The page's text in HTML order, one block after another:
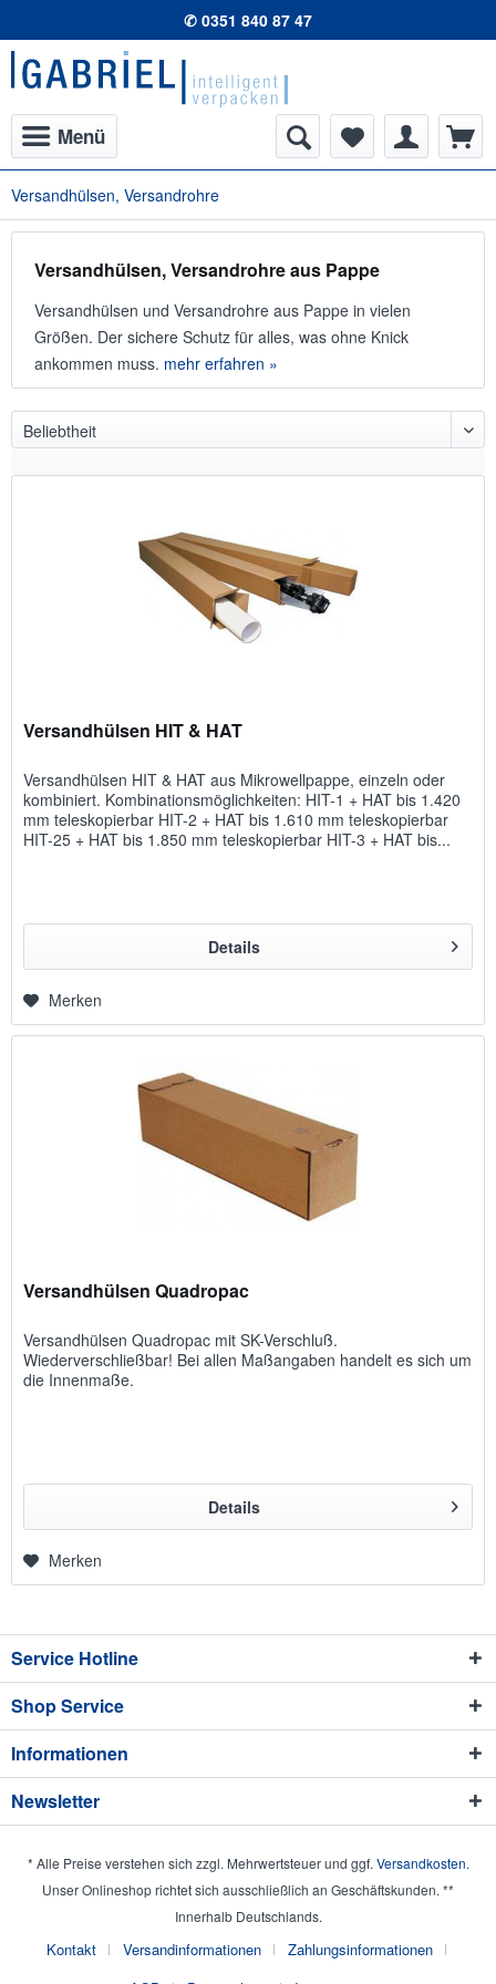
✆ 0351 840 87 47
Menü
Versandhülsen, Versandrohre
Versandhülsen, Versandrohre aus Pappe
Versandhülsen und Versandrohre aus Pappe in vielen
Größen. Der sichere Schutz für alles, was ohne Knick
ankommen muss. mehr erfahren »
Versandhülsen HIT & HAT
Versandhülsen HIT & HAT aus Mikrowellpappe, einzeln oder
kombiniert. Kombinationsmöglichkeiten: HIT-1 + HAT bis 1.420
mm teleskopierbar HIT-2 + HAT bis 1.610 mm teleskopierbar
HIT-25 + HAT bis 1.850 mm teleskopierbar HIT-3 + HAT bis...
Details
Merken
Versandhülsen Quadropac
Versandhülsen Quadropac mit SK-Verschluß.
Wiederverschließbar! Bei allen Maßangaben handelt es sich um
die Innenmaße.
Details
Merken
Service Hotline
Shop Service
Informationen
Newsletter
* Alle Preise verstehen sich zzgl. Mehrwertsteuer und ggf. Versandkosten.
Unser Onlineshop richtet sich ausschließlich an Geschäftskunden. **
Innerhalb Deutschlands.
Kontakt Versandinformationen
Zahlungsinformationen